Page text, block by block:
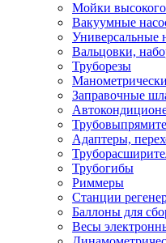
Мойки
Вакуумные
Универсальные
Вальцовки,
Труборезы
Заправочные
Адаптеры,
Трубогибы
Риммеры
Станции
Баллоны для
Весы